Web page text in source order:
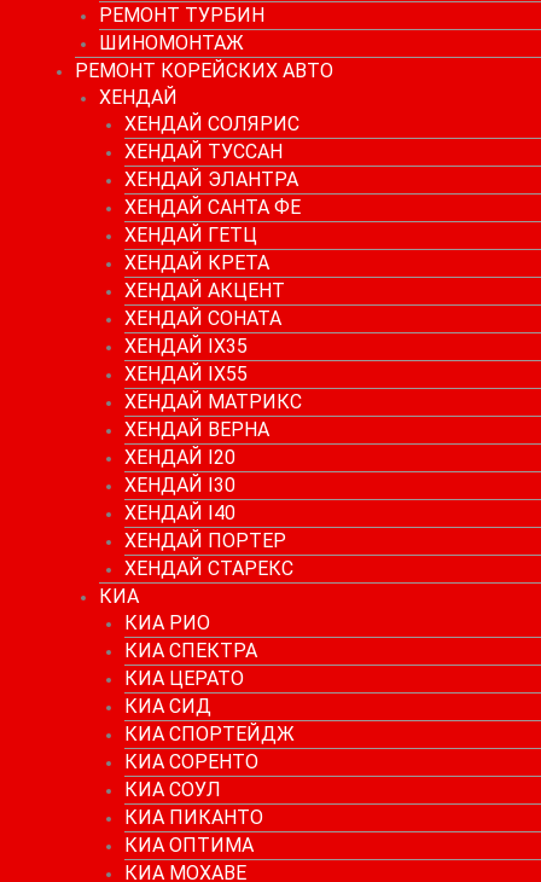
РЕМОНТ ТУРБИН
ШИНОМОНТАЖ
РЕМОНТ КОРЕЙСКИХ АВТО
ХЕНДАЙ
ХЕНДАЙ СОЛЯРИС
ХЕНДАЙ ТУССАН
ХЕНДАЙ ЭЛАНТРА
ХЕНДАЙ САНТА ФЕ
ХЕНДАЙ ГЕТЦ
ХЕНДАЙ КРЕТА
ХЕНДАЙ АКЦЕНТ
ХЕНДАЙ СОНАТА
ХЕНДАЙ IX35
ХЕНДАЙ IX55
ХЕНДАЙ МАТРИКС
ХЕНДАЙ ВЕРНА
ХЕНДАЙ I20
ХЕНДАЙ I30
ХЕНДАЙ I40
ХЕНДАЙ ПОРТЕР
ХЕНДАЙ СТАРЕКС
КИА
КИА РИО
КИА СПЕКТРА
КИА ЦЕРАТО
КИА СИД
КИА СПОРТЕЙДЖ
КИА СОРЕНТО
КИА СОУЛ
КИА ПИКАНТО
КИА ОПТИМА
КИА МОХАВЕ